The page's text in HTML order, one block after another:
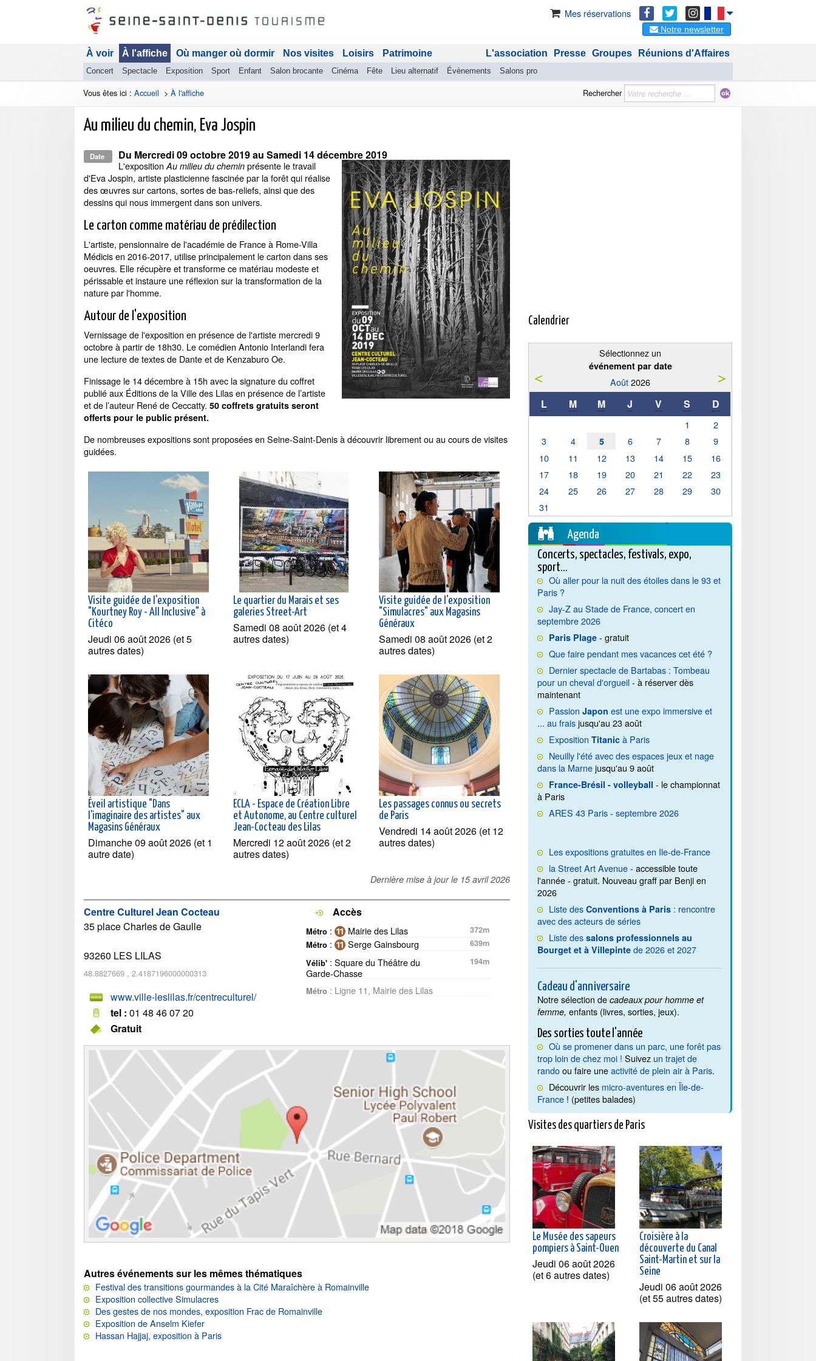
Mes réservations
Notre newsletter
À voir À l'affiche
Concert Spectacle Exposition Sport Enfant Salon brocante Cinéma Fête Lieu alternatif Évènements Salons pro
Où manger où dormir Nos visites Loisirs Patrimoine Réunions d'Affaires
Groupes
Presse
L'association
Vous êtes ici : Accueil > À l'affiche Rechercher
Au milieu du chemin, Eva Jospin
Date Du Mercredi 09 octobre 2019au Samedi 14 décembre 2019
L'exposition Au milieu du chemin présente le travail
d'Eva Jospin, artiste plasticienne fascinée par la forêt qui réalise
des œuvres sur cartons, sortes de bas-reliefs, ainsi que des
dessins qui nous immergent dans son univers.
Le carton comme matériau de prédilection
L'artiste, pensionnaire de l'académie de France à Rome-Villa
Médicis en 2016-2017, utilise principalement le carton dans ses
oeuvres. Elle récupère et transforme ce matériau modeste et
périssable et instaure une réflexion sur la transformation de la
nature par l'homme.
Autour de l'exposition
Vernissage de l'exposition en présence de l'artiste mercredi 9
octobre à partir de 18h30. Le comédien Antonio Interlandi fera
une lecture de textes de Dante et de Kenzaburo Oe.
Finissage le 14 décembre à 15h avec la signature du coffret
publié aux Éditions de la Ville des Lilas en présence de l’artiste
et de l’auteur René de Ceccatty. 50 coffrets gratuits seront
offerts pour le public présent.
De nombreuses expositions sont proposées en Seine-Saint-Denis à découvrir librement ou au cours de visites
guidées.
Visite guidée de l'exposition
"Kourtney Roy - All Inclusive" à
Citéco
Jeudi 06 août 2026 (et 5
autres dates)
Le quartier du Marais et ses
galeries Street-Art
Samedi 08 août 2026 (et 4
autres dates)
Visite guidée de l'exposition
"Simulacres" aux Magasins
Généraux
Samedi 08 août 2026 (et 2
autres dates)
Éveil artistique "Dans
l'imaginaire des artistes" aux
Magasins Généraux
Dimanche 09 août 2026 (et 1
autre date)
ECLA - Espace de Création Libre
et Autonome, au Centre culturel
Jean-Cocteau des Lilas
Mercredi 12 août 2026 (et 2
autres dates)
Les passages connus ou secrets
de Paris
Vendredi 14 août 2026 (et 12
autres dates)
Dernière mise à jour le 15 avril 2026
Centre Culturel Jean Cocteau
35 place Charles de Gaulle
93260 LES LILAS
48.8827669 , 2.4187196000000313
www.ville-leslilas.fr/centreculturel/
tel : 01 48 46 07 20
Accès
Métro : Mairie des Lilas
372m
Métro : Serge Gainsbourg
639m
Vélib' : Square du Théâtre du
Garde-Chasse
194m
Métro : Ligne 11, Mairie des Lilas
Gratuit
Autres événements sur les mêmes thématiques
Festival des transitions gourmandes à la Cité Maraîchère à Romainville
Exposition collective Simulacres
Des gestes de nos mondes, exposition Frac de Romainville
Exposition de Anselm Kiefer
Hassan Hajjaj, exposition à Paris
Calendrier
Sélectionnez un
événement par date
Août2026
L M M J V S D
1
2
3
4 5 6 7 8
9
10
11 12 13 14 15
16
17
18 19 20 21 22
23
24
25 26 27 28 29
30
31
Agenda
Concerts, spectacles, festivals, expo,
sport...
Où aller pour la nuit des étoiles dans le 93 et
Paris ?
Jay-Z au Stade de France, concert en
septembre 2026
Paris Plage - gratuit
Que faire pendant mes vacances cet été ?
Dernier spectacle de Bartabas : Tombeau
pour un cheval d'orgueil- à réserver dès
maintenant
PassionJapon est une expo immersive et
... au fraisjusqu'au 23 août
ExpositionTitanic à Paris
Neuilly l'été avec des espaces jeux et nage
dans la Marnejusqu'au 9 août
France-Brésil - volleyball - le championnat
à Paris
ARES 43 Paris - septembre 2026
Les expositions gratuites en Ile-de-France
la Street Art Avenue- accessible toute
l'année - gratuit. Nouveau graff par Benji en
2026
Liste desConventions à Paris : rencontre
avec des acteurs de séries
Liste dessalons professionnels au
Bourget et à Villepinte de 2026 et 2027
Cadeau d'anniversaire
Notre sélection decadeaux pour homme et
femme, enfants (livres, sorties, jeux).
Des sorties toute l'année
Où se promener dans un parc, une forêt pas
trop loin de chez moi ! Suivez un trajet de
randoou faire uneactivité de plein air à Paris.
Découvrir les micro-aventures en Île-de-
France ! (petites balades)
Visites des quartiers de Paris
Le Musée des sapeurs
pompiers à Saint-Ouen
Jeudi 06 août 2026
(et 6 autres dates)
Croisière à la
découverte du Canal
Saint-Martin et sur la
Seine
Jeudi 06 août 2026
(et 55 autres dates)